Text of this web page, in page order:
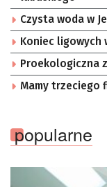
Czysta woda w
Koniec ligowych
Proekologiczna
Mamy trzeciego
popularne